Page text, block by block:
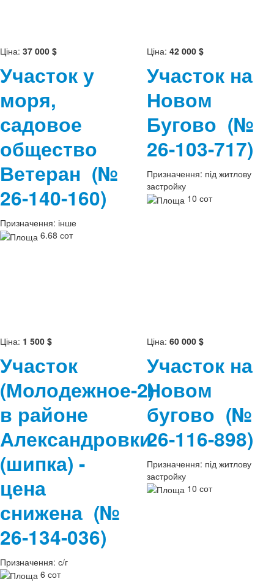
Ціна: 37 000 $
Участок у
моря,
садовое
общество
Ветеран (№
26-140-160)
Призначення: інше
6.68 сот
Ціна: 42 000 $
Участок на
Новом
Бугово (№
26-103-717)
Призначення: під житлову
застройку
10 сот
Ціна: 1 500 $
Участок
(Молодежное-2)
в районе
Александровки
(шипка) -
цена
снижена (№
26-134-036)
Призначення: с/г
6 сот
Ціна: 60 000 $
Участок на
Новом
бугово (№
26-116-898)
Призначення: під житлову
застройку
10 сот